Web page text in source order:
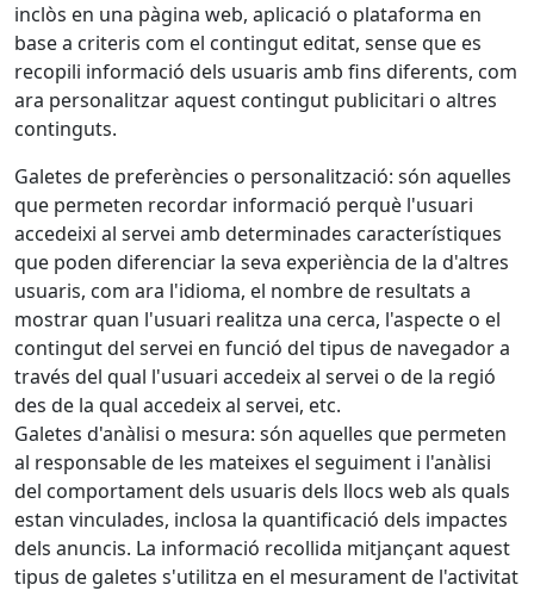
inclòs en una pàgina web, aplicació o plataforma en
base a criteris com el contingut editat, sense que es
recopili informació dels usuaris amb fins diferents, com
ara personalitzar aquest contingut publicitari o altres
continguts.
Galetes de preferències o personalització: són aquelles
que permeten recordar informació perquè l'usuari
accedeixi al servei amb determinades característiques
que poden diferenciar la seva experiència de la d'altres
usuaris, com ara l'idioma, el nombre de resultats a
mostrar quan l'usuari realitza una cerca, l'aspecte o el
contingut del servei en funció del tipus de navegador a
través del qual l'usuari accedeix al servei o de la regió
des de la qual accedeix al servei, etc.
Galetes d'anàlisi o mesura: són aquelles que permeten
al responsable de les mateixes el seguiment i l'anàlisi
del comportament dels usuaris dels llocs web als quals
estan vinculades, inclosa la quantificació dels impactes
dels anuncis. La informació recollida mitjançant aquest
tipus de galetes s'utilitza en el mesurament de l'activitat